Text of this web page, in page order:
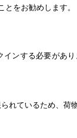
をお勧めします。
ンする必要が
ているため、